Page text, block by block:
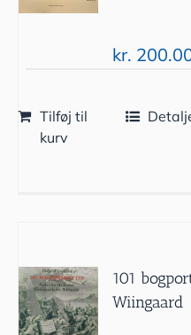
kr.
Tilføj til
kurv
101
Wiingaard